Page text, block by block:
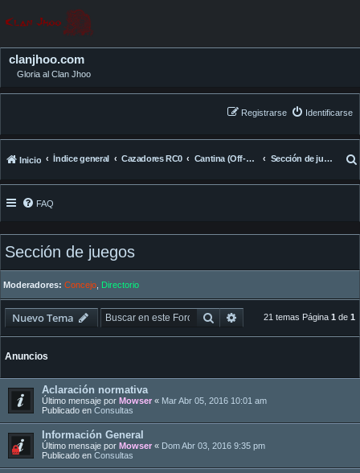
clanjhoo.com
Gloria al Clan Jhoo
Identificarse
Registrarse
Inicio Índice general Cazadores RC0 Cantina (Off-Topic) Sección de juegos
FAQ
Sección de juegos
Moderadores: Concejo Directorio
Nuevo Tema Buscar Búsqueda avanzada
21 temas Página 1 de 1
Anuncios
Aclaración normativa
Último mensaje por Mowser « Mar Abr 05, 2016 10:01 am
Publicado en Consultas
Información General
Último mensaje por Mowser « Dom Abr 03, 2016 9:35 pm
Publicado en Consultas